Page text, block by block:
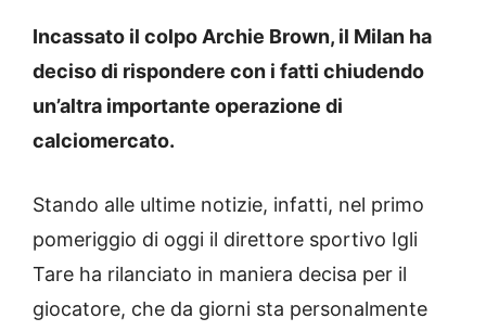
Incassato il colpo Archie Brown, il Milan ha
deciso di rispondere con i fatti chiudendo
un’altra importante operazione di
calciomercato.
Stando alle ultime notizie, infatti, nel primo
pomeriggio di oggi il direttore sportivo Igli
Tare ha rilanciato in maniera decisa per il
giocatore, che da giorni sta personalmente